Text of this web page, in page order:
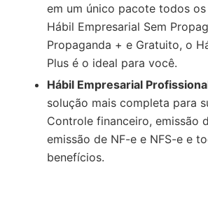
em um único pacote todos
Hábil Empresarial Sem
Propaganda + e Gratuito, o
Plus é o ideal para você.
Hábil Empresarial
solução mais completa para
Controle financeiro, emissão
emissão de NF-e e NFS-e e
benefícios.